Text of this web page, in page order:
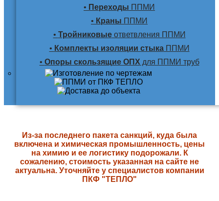
• Переходы ППМИ
• Краны ППМИ
• Тройниковыеответвления ППМИ
• Комплекты изоляции стыкаППМИ
• Опоры скользящие ОПХ для ППМИ труб
Из-за последнего пакета санкций, куда была
включена и химическая промышленность, цены
на химию и ее логистику подорожали. К
сожалению, стоимость указанная на сайте не
актуальна. Уточняйте у специалистов компании
ПКФ "ТЕПЛО"